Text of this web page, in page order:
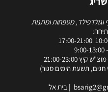
וגולדפילד, מטפחות ומתנות
תשעת הימים סגור)
| בית אל